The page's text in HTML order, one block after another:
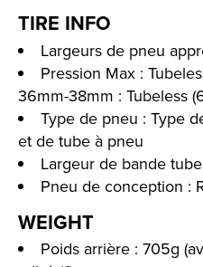
TIRE INFO
Largeurs de pneu
Pression Max :
36mm-38mm : Tubeless
Type de pneu : Type
et de tube à pneu
Largeur de bande
Pneu de conception :
WEIGHT
Poids arrière : 705g